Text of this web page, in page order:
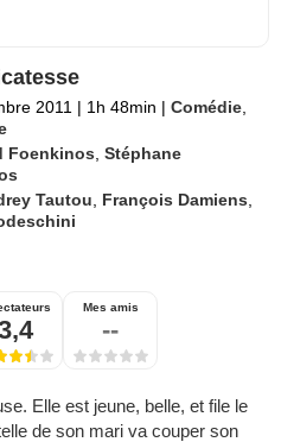
2011 | 1h 48min | Comédie
Foenkinos ,Stéphane
Tautou François Damiens
Mes amis
--
Elle est jeune, belle, et file le
de son mari va couper son